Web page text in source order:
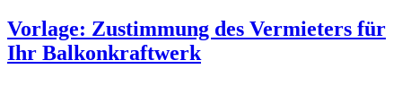
Vorlage: Zustimmung des Vermieters für
Ihr Balkonkraftwerk